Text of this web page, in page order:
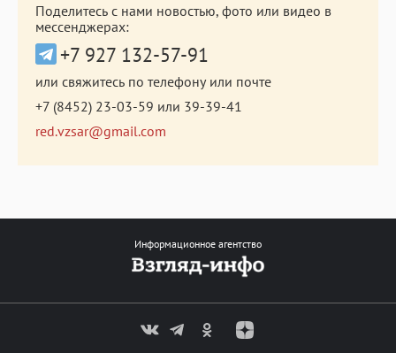
Поделитесь с нами новостью, фото или видео в
мессенджерах:
+7 927 132-57-91
или свяжитесь по телефону или почте
+7 (8452) 23-03-59 или 39-39-41
red.vzsar@gmail.com
Информационное агентство